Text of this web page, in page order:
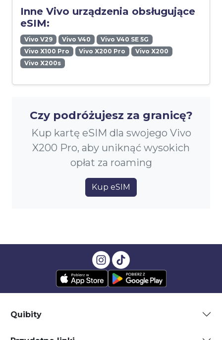
Inne Vivo urządzenia obsługujące
eSIM:
Vivo V29 Vivo V40
Vivo V40 SE 5G
Vivo X100 Pro
Vivo X200 Pro
Vivo X200
Vivo X200s
Czy podróżujesz za granicę?
Kup kartę eSIM dla swojego Vivo
X200 Pro, aby uniknąć wysokich
opłat za roaming
Kup eSIM
Quibity